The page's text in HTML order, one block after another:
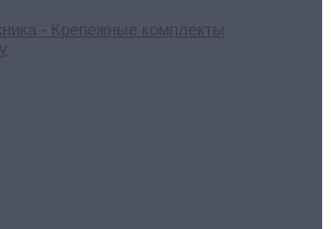
- Крепежные комплекты